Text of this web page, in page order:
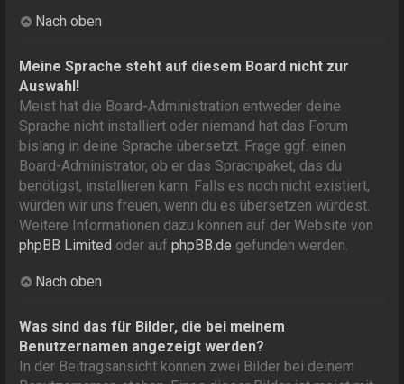
Nach oben
Meine Sprache steht auf diesem Board nicht zur
Auswahl!
Meist hat die Board-Administration entweder deine
Sprache nicht installiert oder niemand hat das Forum
bislang in deine Sprache übersetzt. Frage ggf. einen
Board-Administrator, ob er das Sprachpaket, das du
benötigst, installieren kann. Falls es noch nicht existiert,
würden wir uns freuen, wenn du es übersetzen würdest.
Weitere Informationen dazu können auf der Website von
phpBB Limited oder aufphpBB.de gefunden werden.
Nach oben
Was sind das für Bilder, die bei meinem
Benutzernamen angezeigt werden?
In der Beitragsansicht können zwei Bilder bei deinem